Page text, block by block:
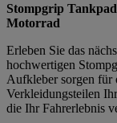
Stompgrip
Motorrad
Erleben Sie das
hochwertigen
Aufkleber sorgen für
Verkleidungsteilen
die Ihr Fahrerlebnis